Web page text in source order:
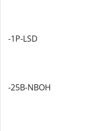
-1P-LSD
-25B-NBOH